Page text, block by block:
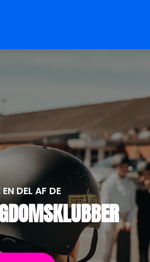
EN DEL AF DE